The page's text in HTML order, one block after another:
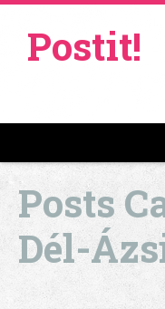
Postit!
Posts
Dél-